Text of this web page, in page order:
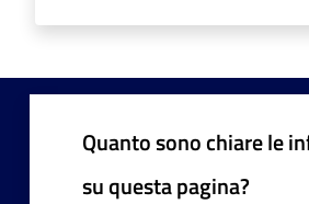
Quanto sono chiare le
su questa pagina?